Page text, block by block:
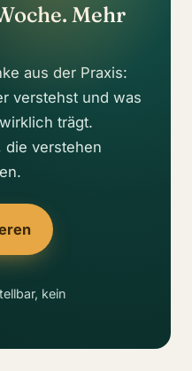
Mehr
aus der Praxis:
verstehst und was
trägt.
die verstehen
kein